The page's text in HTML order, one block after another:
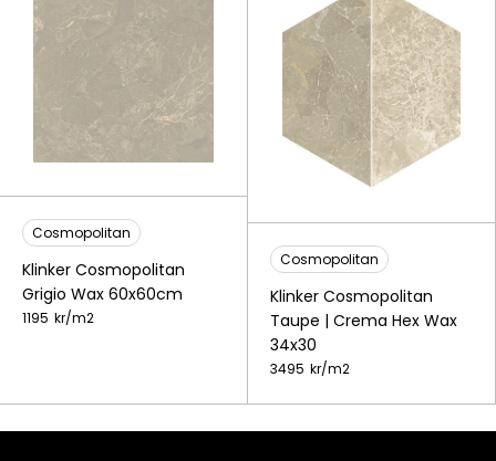
Cosmopolitan
Klinker Cosmopolitan
Grigio Wax 60x60cm
1195 kr/m2
Cosmopolitan
Klinker Cosmopolitan
Taupe | Crema Hex Wax
34x30
3495 kr/m2